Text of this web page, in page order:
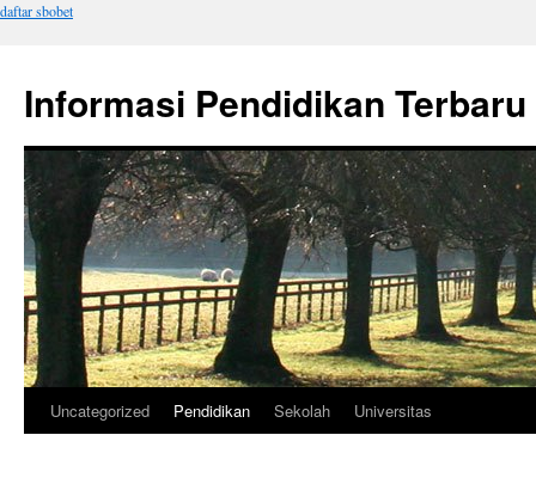
daftar sbobet
Informasi Pendidikan Terbaru
Langsung
Uncategorized Pendidikan Sekolah Universitas